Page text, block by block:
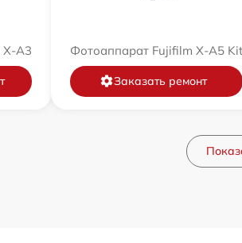
A3 Фотоаппарат Fujifilm X-A5 Kit
Заказать ремонт